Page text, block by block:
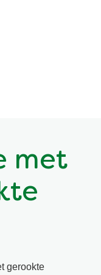
met
gerookte